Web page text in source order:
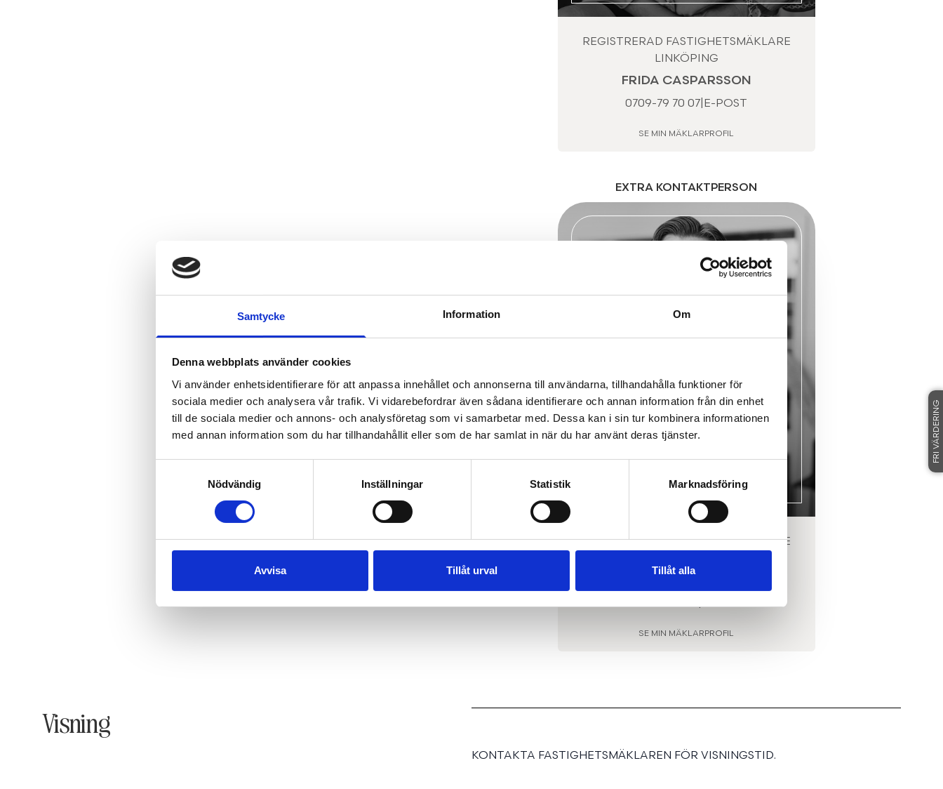
Samtycke Information Om
Denna webbplats använder cookies
Vi använder enhetsidentifierare för att anpassa innehållet och annonserna till användarna, tillhandahålla funktioner för
sociala medier och analysera vår trafik. Vi vidarebefordrar även sådana identifierare och annan information från din enhet
till de sociala medier och annons- och analysföretag som vi samarbetar med. Dessa kan i sin tur kombinera informationen
med annan information som du har tillhandahållit eller som de har samlat in när du har använt deras tjänster.
Nödvändig
Inställningar Statistik Marknadsföring
Avvisa Tillåt urval Tillåt alla
REGISTRERAD FASTIGHETSMÄKLARE
LINKÖPING
FRIDA CASPARSSON
0709-79 70 07 E-POST
SE MIN MÄKLARPROFIL
EXTRA KONTAKTPERSON
REGISTRERAD FASTIGHETSMÄKLARE
SE MIN MÄKLARPROFIL
Visning
KONTAKTA FASTIGHETSMÄKLAREN FÖR VISNINGSTID.
FRI VÄRDERING